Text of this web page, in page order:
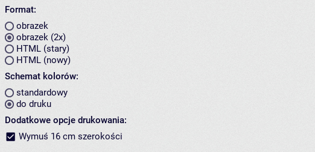
Format:
obrazek
obrazek (2x)
HTML (stary)
HTML (nowy)
Schemat kolorów:
standardowy
do druku
Dodatkowe opcje drukowania:
Wymuś 16 cm szerokości